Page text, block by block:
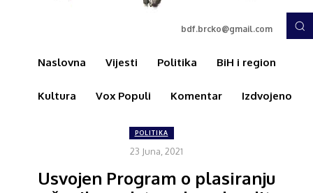
bdf.brcko@gmail.com
Naslovna Vijesti Politika BiH i region
Kultura Vox Populi Komentar Izdvojeno
POLITIKA
23 Juna, 2021
Usvojen Program o plasiranju